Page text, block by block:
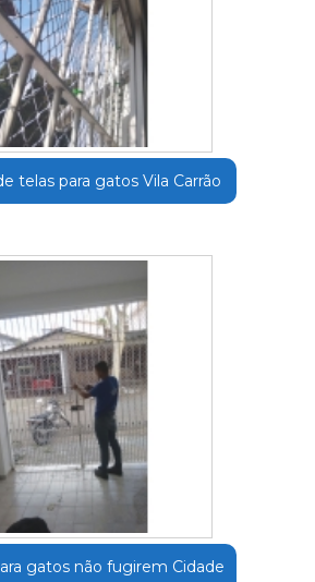
telas para gatos Vila Carrão
gatos não fugirem Cidade